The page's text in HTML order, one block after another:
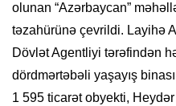
olunan “Azərbaycan”
təzahürünə çevrildi. Layihə
Dövlət Agentliyi tərəfindən
dördmərtəbəli yaşayış
1 595 ticarət obyekti,